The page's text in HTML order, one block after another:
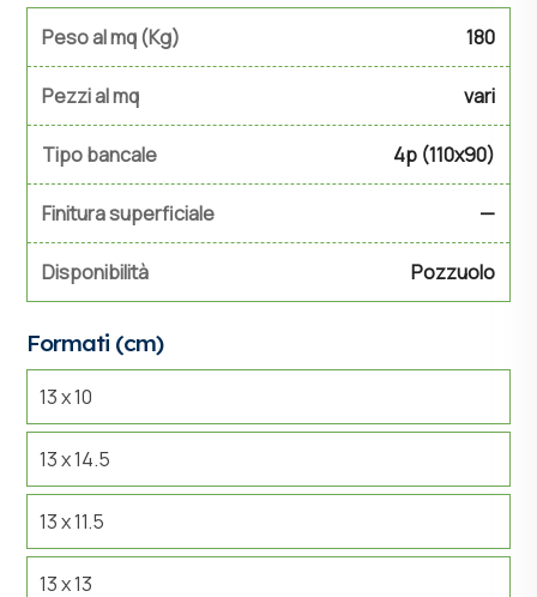
Peso al mq (Kg) 180
Pezzi al mq vari
Tipo bancale 4p (110x90)
Finitura superficiale —
Disponibilità Pozzuolo
Formati (cm)
13 x 10
13 x 14.5
13 x 11.5
13 x 13